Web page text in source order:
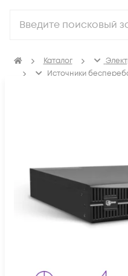
Каталог
Источники